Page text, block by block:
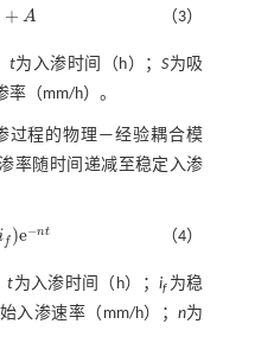
+ A （3）
t为入渗时间（h）；S为吸
率（mm/h）。
过程的物理—经验耦合模
率随时间递减至稳定入渗
f )e−nt （4）
t为入渗时间（h）； if为稳
入渗速率（mm/h）； n为